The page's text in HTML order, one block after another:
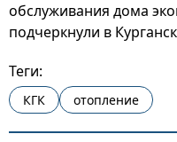
обслуживания дома
подчеркнули в
Теги:
КГК отопление